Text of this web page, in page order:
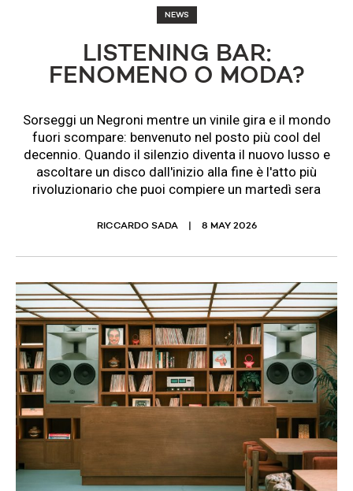
NEWS
LISTENING BAR:
FENOMENO O MODA?
Sorseggi un Negroni mentre un vinile gira e il mondo
fuori scompare: benvenuto nel posto più cool del
decennio. Quando il silenzio diventa il nuovo lusso e
ascoltare un disco dall'inizio alla fine è l'atto più
rivoluzionario che puoi compiere un martedì sera
RICCARDO SADA 8 MAY 2026